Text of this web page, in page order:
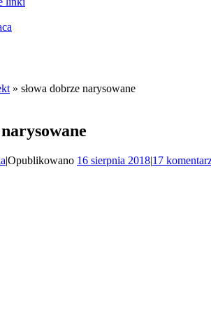
» słowa dobrze narysowane
|Opublikowano 16 sierpnia 2018|17